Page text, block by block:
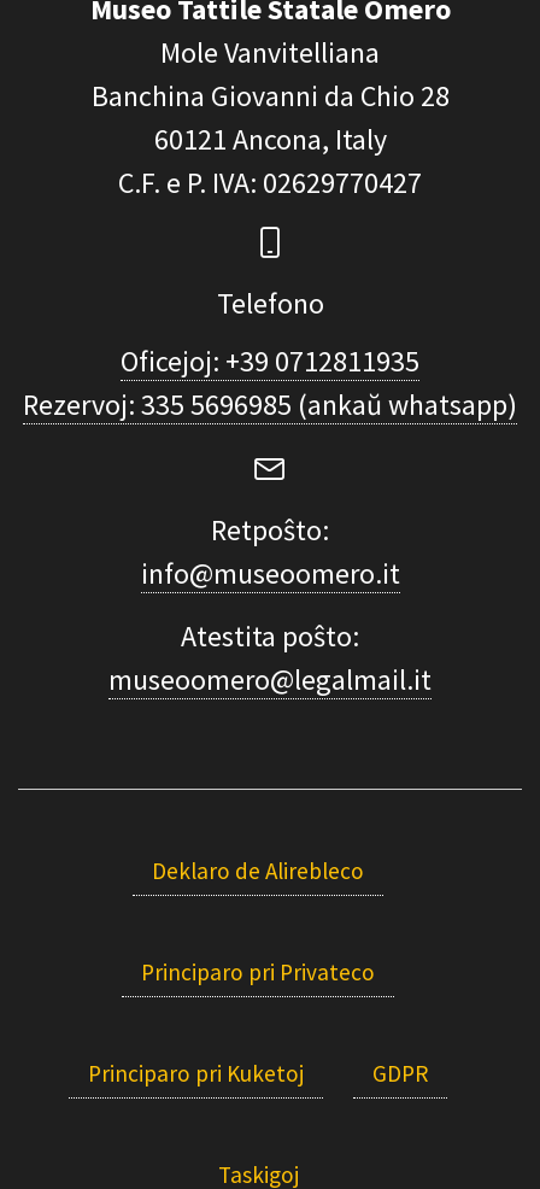
Museo Tattile Statale Omero
Mole Vanvitelliana
Banchina Giovanni da Chio 28
60121Ancona, Italy
C.F. e P. IVA: 02629770427
Telefono
Oficejoj: +39 0712811935
Rezervoj: 335 5696985 (ankaŭ whatsapp)
Retpoŝto:
info@museoomero.it
Atestita poŝto:
museoomero@legalmail.it
Deklaro de Alirebleco
Principaro pri Privateco
Principaro pri Kuketoj GDPR
Taskigoj